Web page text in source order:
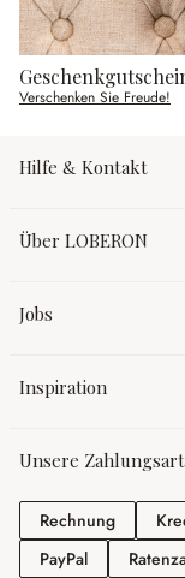
Verschenken Sie Freude!
Hilfe & Kontakt
Über LOBERON
Jobs
Inspiration
Unsere
Rechnung
PayPalPayPal